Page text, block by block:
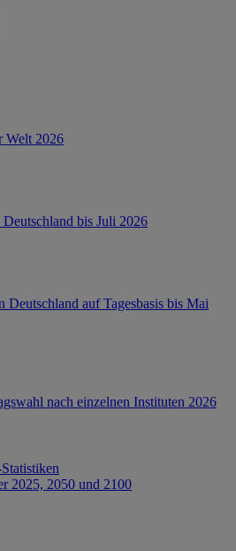
Welt 2026
bis Juli 2026
Deutschland auf Tagesbasis bis Mai
nach einzelnen Instituten 2026
2025, 2050 und 2100